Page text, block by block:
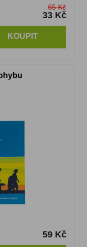
65 Kč
33 Kč
KOUPIT
59 Kč